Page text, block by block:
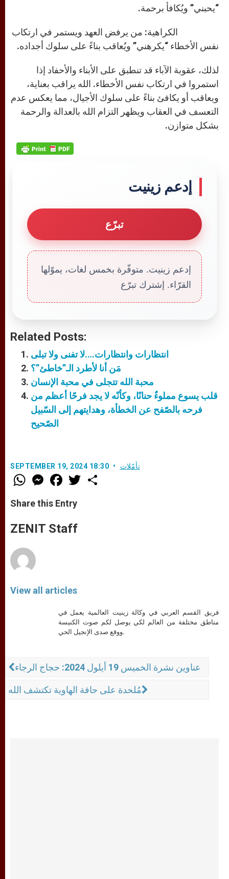
“يحبني” ويُكافأ برحمة.
الكراهية: من يرفض العهد ويستمر في ارتكاب
نفس الأخطاء “يكرهني” ويُعاقب بناءً على سلوك أجداده.
لذلك، عقوبة الآباء قد تنطبق على الأبناء والأحفاد إذا
استمروا في ارتكاب نفس الأخطاء. الله يراقب بعناية،
ويعاقب أو يكافئ بناءً على سلوك الأجيال، مما يعكس عدم
التعسف في العقاب ويظهر التزام الله بالعدالة والرحمة
بشكل متوازن.
إدعم زينيت
تبرّع
إدعم زينيت. متوفّرة بخمس لغات، يموّلها
القرّاء. إشترك تبرّع
Related Posts:
انتظارات وانتظارات….لا تفنى ولا تبلى
مَن أنا لأطرد الـ”خاطئ”؟
محبة الله تتجلى في محبة الإنسان
قلب يسوع مملوءٌ حنانًا، وكأنّه لا يجد فرحًا أعظم من
فرحه بالصّفح عن الخطأة، وهدايتهم إلى السّبيل
الصّحيح
SEPTEMBER 19, 2024 18:30 تأمّلات
W
h
t
s
p
p
M
e
s
e
g
e
F
a
e
b
o
k
w
Share this Entry
ZENIT Staff
View all articles
فريق القسم العربي في وكالة زينيت العالمية يعمل في
مناطق مختلفة من العالم لكي يوصل لكم صوت الكنيسة
ووقع صدى الإنجيل الحي.
عناوين نشرة الخميس 19 أيلول 2024: حجاج الرجاء
مُلحدة على حافة الهاوية تكتشف الله